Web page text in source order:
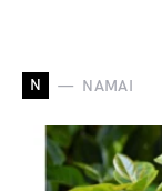
N NAMAI